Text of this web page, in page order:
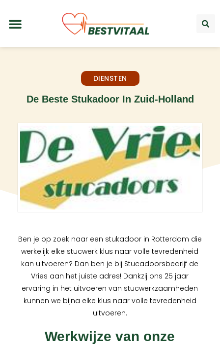
DIENSTEN
De Beste Stukadoor In Zuid-Holland
Ben je op zoek naar een stukadoor in Rotterdam die
werkelijk elke stucwerk klus naar volle tevredenheid
kan uitvoeren? Dan ben je bij Stucadoorsbedrijf de
Vries aan het juiste adres! Dankzij ons 25 jaar
ervaring in het uitvoeren van stucwerkzaamheden
kunnen we bijna elke klus naar volle tevredenheid
uitvoeren.
Werkwijze van onze